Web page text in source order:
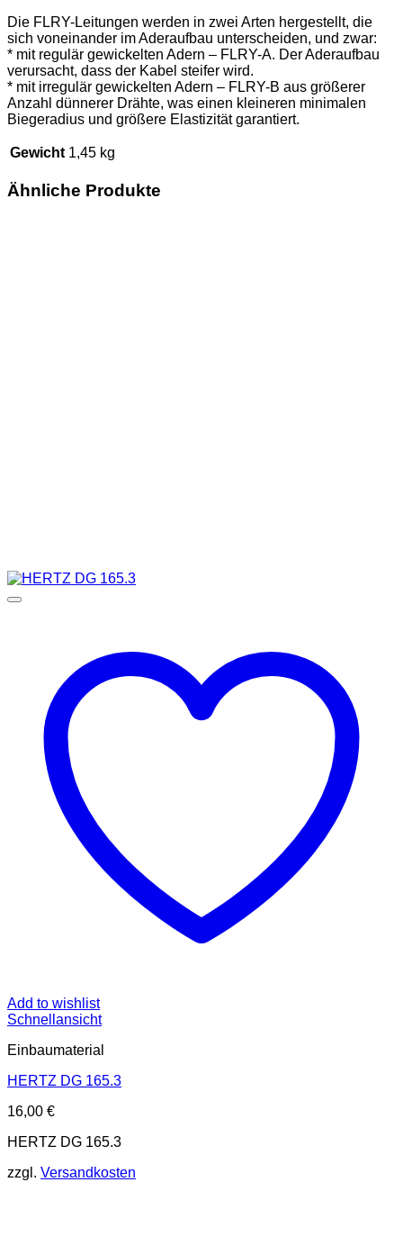
Die FLRY-Leitungen werden in zwei Arten hergestellt, die
sich voneinander im Aderaufbau unterscheiden, und zwar:
* mit regulär gewickelten Adern – FLRY-A. Der Aderaufbau
verursacht, dass der Kabel steifer wird.
* mit irregulär gewickelten Adern – FLRY-B aus größerer
Anzahl dünnerer Drähte, was einen kleineren minimalen
Biegeradius und größere Elastizität garantiert.
Gewicht 1,45 kg
Ähnliche Produkte
Add to wishlist
Schnellansicht
Einbaumaterial
HERTZ DG 165.3
16,00 €
HERTZ DG 165.3
zzgl. Versandkosten